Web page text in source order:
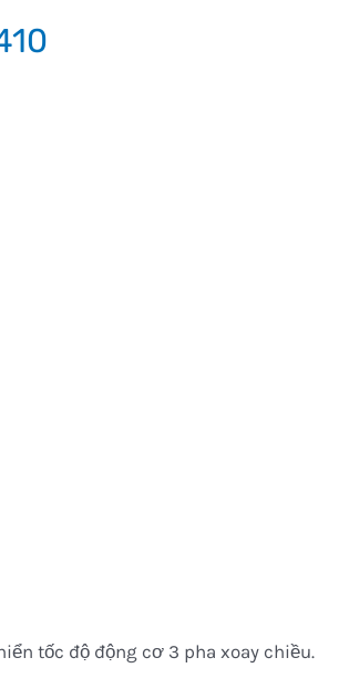
tốc độ động cơ 3 pha xoay chiều.